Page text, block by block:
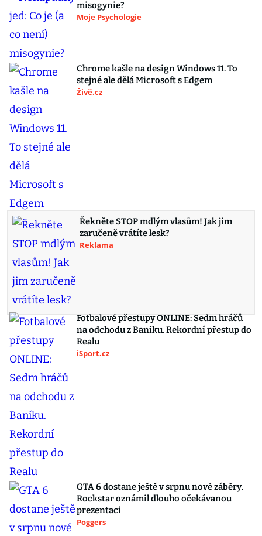
misogynie?
Moje Psychologie
Chrome kašle na design Windows 11. To
stejné ale dělá Microsoft s Edgem
Živě.cz
Řekněte STOP mdlým vlasům! Jak jim
zaručeně vrátíte lesk?
Reklama
Fotbalové přestupy ONLINE: Sedm hráčů
na odchodu z Baníku. Rekordní přestup do
Realu
iSport.cz
GTA 6 dostane ještě v srpnu nové záběry.
Rockstar oznámil dlouho očekávanou
prezentaci
Poggers